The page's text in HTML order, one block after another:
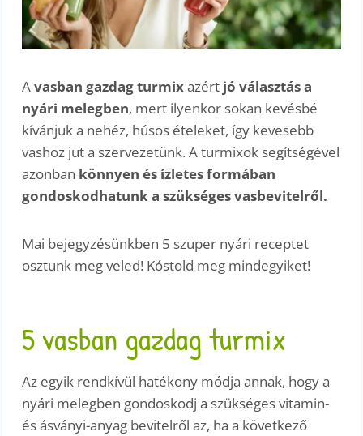
Avasban gazdag turmixazért jó választás a
nyári melegben, mert ilyenkor sokan kevésbé
kívánjuk a nehéz, húsos ételeket, így kevesebb
vashoz jut a szervezetünk. A turmixok segítségével
azonban könnyen és ízletes formában
gondoskodhatunk a szükséges vasbevitelről.
Mai bejegyzésünkben 5 szuper nyári receptet
osztunk meg veled! Kóstold meg mindegyiket!
5 vasban gazdag turmix
Az egyik rendkívül hatékony módja annak, hogy a
nyári melegben gondoskodj a szükséges vitamin-
és ásványi-anyag bevitelről az, ha a következő